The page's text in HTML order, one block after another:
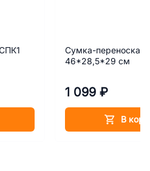
Сумка-переноска
46*28,5*29 см
1 099 ₽
В